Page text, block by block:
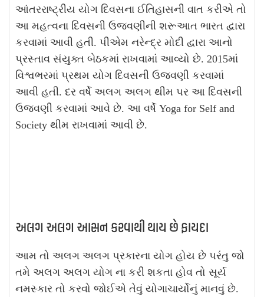
આંતરરાષ્ટ્રીય યોગ દિવસના ઈતિહાસની વાત કરીએ તો
આ મહત્વના દિવસની ઉજવણીની શરૂઆત ભારત દ્વારા
કરવામાં આવી હતી. પીએમ નરેન્દ્ર મોદી દ્વારા આનો
પ્રસ્તાવ સંયુક્ત બેઠકમાં રાખવામાં આવ્યો છે. 2015માં
વિશ્વભરમાં પ્રથમ યોગ દિવસની ઉજવણી કરવામાં
આવી હતી. દર વર્ષે અલગ અલગ થીમ પર આ દિવસની
ઉજવણી કરવામાં આવે છે. આ વર્ષે Yoga for Self and
Society થીમ રાખવામાં આવી છે.
અલગ અલગ આસન કરવાથી થાય છે ફાયદા
આમ તો અલગ અલગ પ્રકારના યોગ હોય છે પરંતુ જો
તમે અલગ અલગ યોગ ના કરી શકતા હોવ તો સૂર્ય
નમસ્કાર તો કરવો જોઈએ તેવું યોગાચાર્યોનું માનવું છે.